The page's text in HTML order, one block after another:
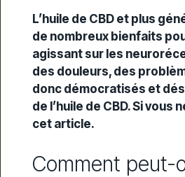
L’huile de CBD et plus
de nombreux bienfaits
agissant sur les
des douleurs, des
donc démocratisés et
de l’huile de CBD. Si
cet article.
Comment peut-